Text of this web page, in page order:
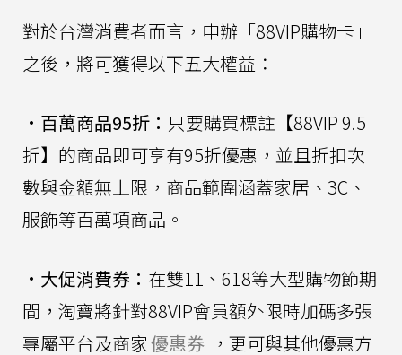
對於台灣消費者而言，申辦「88VIP購物卡」
之後，將可獲得以下五大權益：
• 百萬商品95折： 只要購買標註【88VIP 9.5
折】的商品即可享有95折優惠，並且折扣次
數與金額無上限，商品範圍涵蓋家居、3C、
服飾等百萬項商品。
• 大促消費券： 在雙11、618等大型購物節期
間，淘寶將針對88VIP會員額外限時加碼多張
專屬平台及商家優惠券 ，更可與其他優惠方